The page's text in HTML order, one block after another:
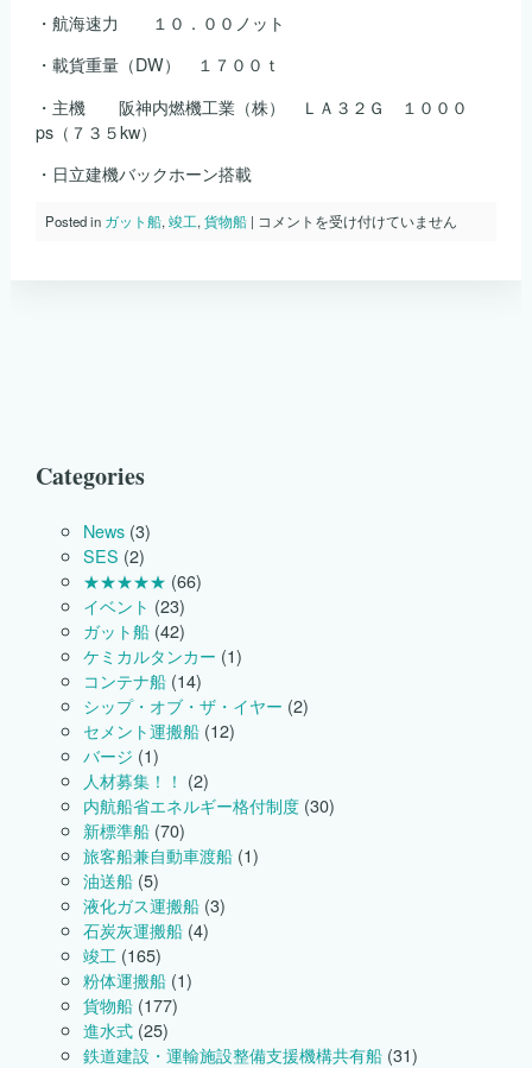
・航海速力 １０．００ノット
・載貨重量（DW） １７００ｔ
・主機 阪神内燃機工業（株） ＬＡ３２Ｇ １０００
ps（７３５kw）
・日立建機バックホーン搭載
Posted in ガット船,竣工,貨物船 | Ｓ
コメントを受け付けていません
Categories
News (3)
SES (2)
★★★★★ (66)
イベント (23)
ガット船 (42)
ケミカルタンカー (1)
コンテナ船 (14)
シップ・オブ・ザ・イヤー (2)
セメント運搬船 (12)
バージ (1)
人材募集！！ (2)
内航船省エネルギー格付制度 (30)
新標準船 (70)
旅客船兼自動車渡船 (1)
油送船 (5)
液化ガス運搬船 (3)
石炭灰運搬船 (4)
竣工 (165)
粉体運搬船 (1)
貨物船 (177)
進水式 (25)
鉄道建設・運輸施設整備支援機構共有船 (31)